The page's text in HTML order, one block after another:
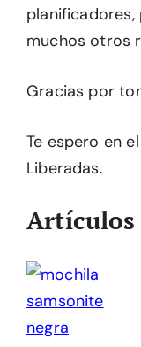
muchos otros
Gracias por
Te espero en
Liberadas.
Artículos